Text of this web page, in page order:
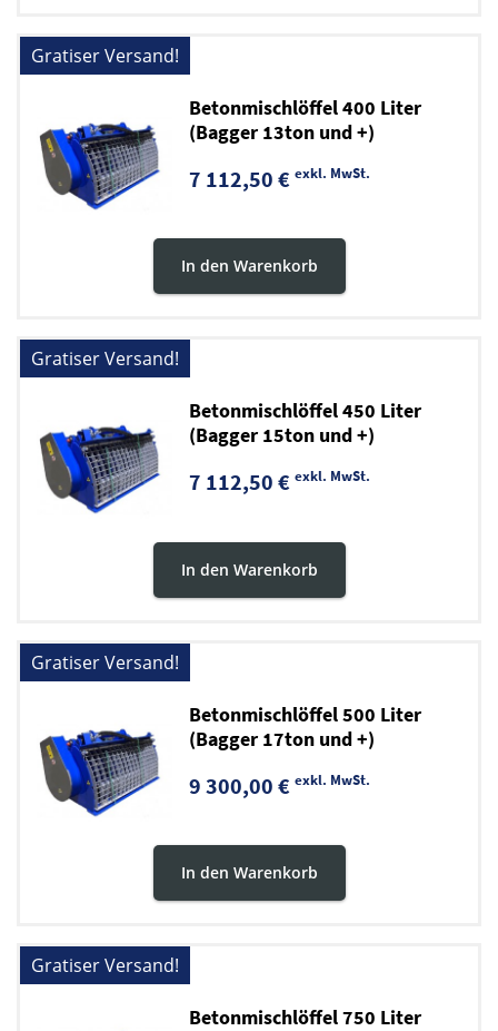
Gratiser Versand!
Betonmischlöffel 400 Liter
(Bagger 13ton und +)
7 112,50 €exkl. MwSt.
In den Warenkorb
Gratiser Versand!
Betonmischlöffel 450 Liter
(Bagger 15ton und +)
7 112,50 €exkl. MwSt.
In den Warenkorb
Gratiser Versand!
Betonmischlöffel 500 Liter
(Bagger 17ton und +)
9 300,00 €exkl. MwSt.
In den Warenkorb
Gratiser Versand!
Betonmischlöffel 750 Liter